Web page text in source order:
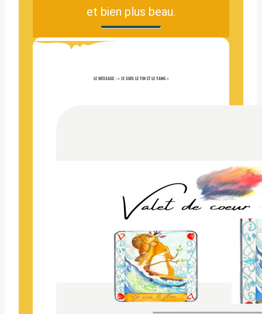
et bien plus beau.
LE MESSAGE : « JE SUIS LE YIN ET LE YANG »